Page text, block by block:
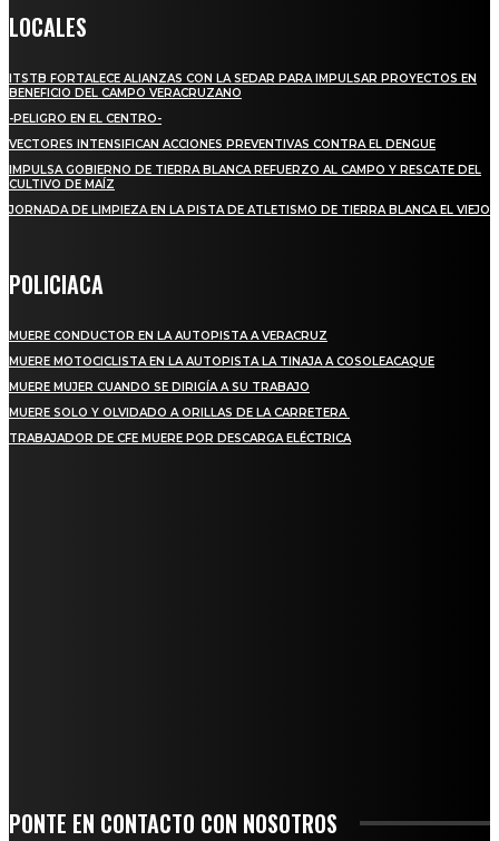
LOCALES
ITSTB FORTALECE ALIANZAS CON LA SEDAR PARA IMPULSAR PROYECTOS EN
BENEFICIO DEL CAMPO VERACRUZANO
-PELIGRO EN EL CENTRO-
VECTORES INTENSIFICAN ACCIONES PREVENTIVAS CONTRA EL DENGUE
IMPULSA GOBIERNO DE TIERRA BLANCA REFUERZO AL CAMPO Y RESCATE DEL
CULTIVO DE MAÍZ
JORNADA DE LIMPIEZA EN LA PISTA DE ATLETISMO DE TIERRA BLANCA EL VIEJO
POLICIACA
MUERE CONDUCTOR EN LA AUTOPISTA A VERACRUZ
MUERE MOTOCICLISTA EN LA AUTOPISTA LA TINAJA A COSOLEACAQUE
MUERE MUJER CUANDO SE DIRIGÍA A SU TRABAJO
MUERE SOLO Y OLVIDADO A ORILLAS DE LA CARRETERA
TRABAJADOR DE CFE MUERE POR DESCARGA ELÉCTRICA
PONTE EN CONTACTO CON NOSOTROS